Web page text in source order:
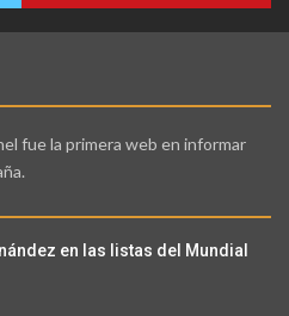
fue la primera web en informar
en las listas del Mundial